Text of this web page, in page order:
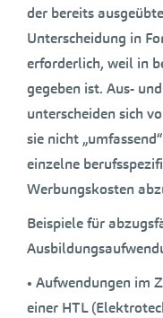
der bereits
Unterscheidung in
erforderlich, weil in
gegeben ist. Aus-
unterscheiden sich
sie nicht
einzelne
Werbungskosten
Beispiele für
• Aufwendungen im
einer HTL